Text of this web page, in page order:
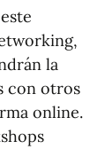
la
con otros
online.